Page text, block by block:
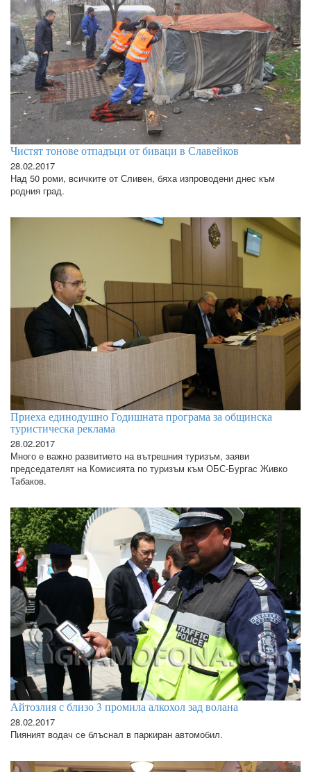
Чистят тонове отпадъци от биваци в Славейков
28.02.2017
Над 50 роми, всичките от Сливен, бяха изпроводени днес към
родния град.
Приеха единодушно Годишната програма за общинска
туристическа реклама
28.02.2017
Много е важно развитието на вътрешния туризъм, заяви
председателят на Комисията по туризъм към ОБС-Бургас Живко
Табаков.
Айтозлия с близо 3 промила алкохол зад волана
28.02.2017
Пияният водач се блъснал в паркиран автомобил.